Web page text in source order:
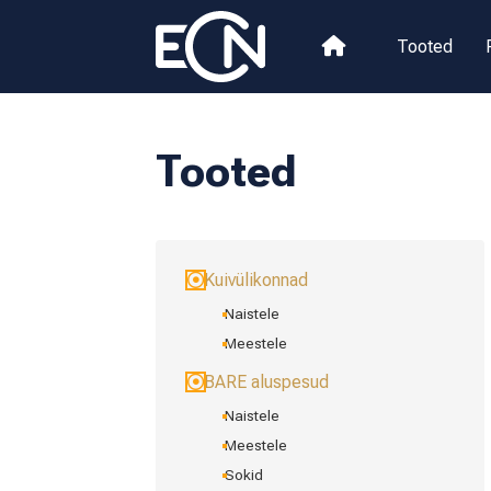
Tooted
Tooted
Kuivülikonnad
Naistele
Meestele
BARE aluspesud
Naistele
Meestele
Sokid